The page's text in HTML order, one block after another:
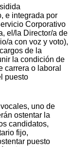
e integrada por
Corporativo
el/la Director/a de
a con voz y voto),
de la
la condición de
carrera o laboral
puesto
uno de
ostentar la
candidatos,
fijo,
puesto